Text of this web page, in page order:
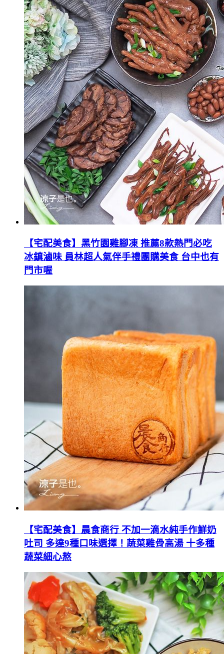
【宅配美食】黑竹園雞腳凍 推薦8款熱門必吃
冰鎮滷味 員林超人氣伴手禮團購美食 台中也有
門市喔
【宅配美食】晨食商行 不加一滴水純手作鮮奶
吐司 多達9種口味選擇！蔬菜雞骨高湯 十多種
蔬菜細心熬